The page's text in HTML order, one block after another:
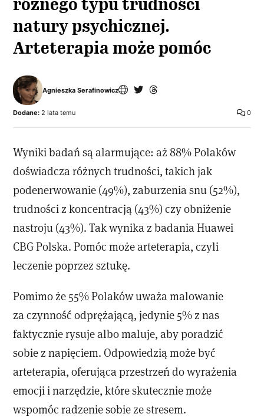
różnego typu trudności
natury psychicznej.
Arteterapia może pomóc
Agnieszka Serafinowicz
0
Dodane: 2 lata temu
Wyniki badań są alarmujące: aż 88% Polaków
doświadcza różnych trudności, takich jak
podenerwowanie (49%), zaburzenia snu (52%),
trudności z koncentracją (43%) czy obniżenie
nastroju (43%). Tak wynika z badania Huawei
CBG Polska. Pomóc może arteterapia, czyli
leczenie poprzez sztukę.
Pomimo że 55% Polaków uważa malowanie
za czynność odprężającą, jedynie 5% z nas
faktycznie rysuje albo maluje, aby poradzić
sobie z napięciem. Odpowiedzią może być
arteterapia, oferująca przestrzeń do wyrażenia
emocji i narzędzie, które skutecznie może
wspomóc radzenie sobie ze stresem.